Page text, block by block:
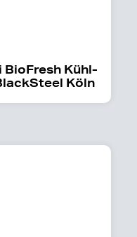
BioFresh Kühl-
Köln